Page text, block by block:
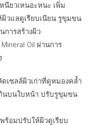
นียวเหนอะหนะ เพิ่ม
ผิวแลดูเรียบเนียน รูขุมขน
ารสร้างผิว
Oil ผ่านการ
เซลล์ผิวเก่าที่ดูหมองคล้ำ
นบนใบหน้า ปรับรูขุมขน
ร้อมปรับให้ผิวดูเรียบ